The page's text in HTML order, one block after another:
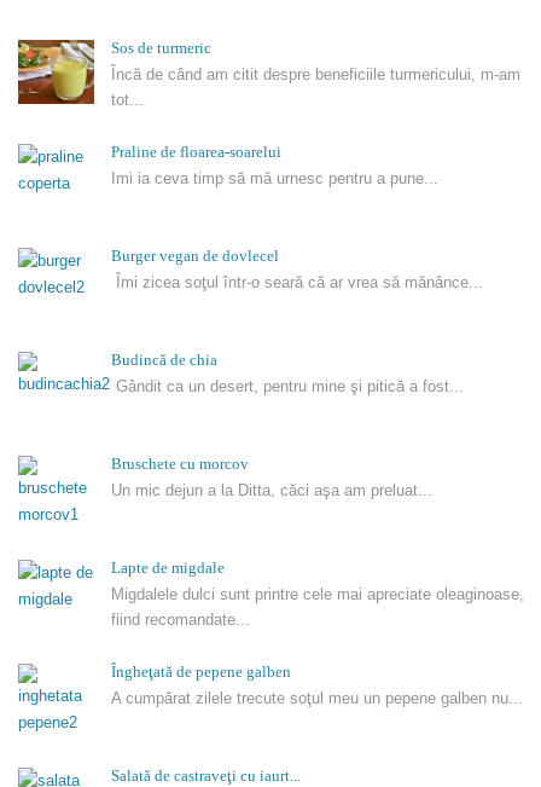
Sos de turmeric
Încă de când am citit despre beneficiile turmericului, m-am
tot...
Praline de floarea-soarelui
Imi ia ceva timp să mă urnesc pentru a pune...
Burger vegan de dovlecel
Îmi zicea soţul într-o seară că ar vrea să mănânce...
Budincă de chia
Gândit ca un desert, pentru mine şi pitică a fost...
Bruschete cu morcov
Un mic dejun a la Ditta, căci aşa am preluat...
Lapte de migdale
Migdalele dulci sunt printre cele mai apreciate oleaginoase,
fiind recomandate...
Îngheţată de pepene galben
A cumpărat zilele trecute soţul meu un pepene galben nu...
Salată de castraveţi cu iaurt...